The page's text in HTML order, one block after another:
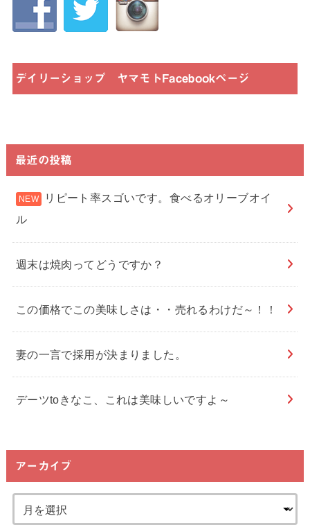
デイリーショップ ヤマモトFacebookページ
最近の投稿
リピート率スゴいです。食べるオリーブオイ
ル
週末は焼肉ってどうですか？
この価格でこの美味しさは・・売れるわけだ～！！
妻の一言で採用が決まりました。
デーツtoきなこ、これは美味しいですよ～
アーカイブ